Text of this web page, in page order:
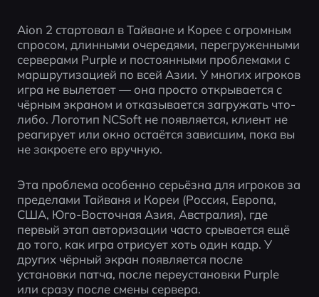
Aion 2 стартовал в Тайване и Корее с огромным
спросом, длинными очередями, перегруженными
серверами Purple и постоянными проблемами с
маршрутизацией по всей Азии. У многих игроков
игра не вылетает — она просто открывается с
чёрным экраном и отказывается загружать что-
либо. Логотип NCSoft не появляется, клиент не
реагирует или окно остаётся зависшим, пока вы
не закроете его вручную.
Эта проблема особенно серьёзна для игроков за
пределами Тайваня и Кореи (Россия, Европа,
США, Юго-Восточная Азия, Австралия), где
первый этап авторизации часто срывается ещё
до того, как игра отрисует хоть один кадр. У
других чёрный экран появляется после
установки патча, после переустановки Purple
или сразу после смены сервера.